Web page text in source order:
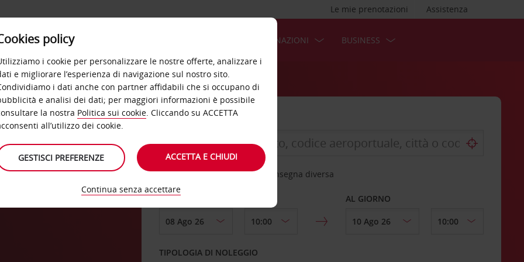
Assistenza
Le mie prenotazioni
OFFERTE DESTINAZIONI BUSINESS
Scegli una località di riconsegna diversa
DAL GIORNO AL GIORNO
TIPOLOGIA DI NOLEGGIO
policy
i cookie per personalizzare le nostre offerte, analizzare i
e migliorare l’esperienza di navigazione sul nostro sito.
i dati anche con partner affidabili che si occupano di
e analisi dei dati; per maggiori informazioni è possibile
la nostra Politica sui cookie. Cliccando su ACCETTA
all’utilizzo dei cookie.
GESTISCI PREFERENZE ACCETTA E CHIUDI
Continua senza accettare